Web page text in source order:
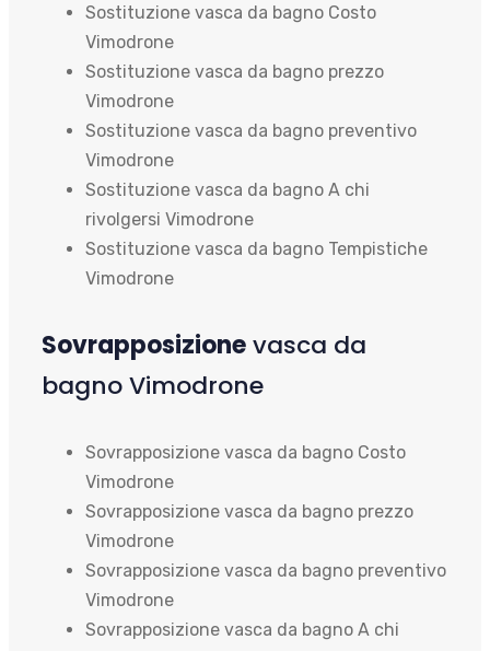
Sostituzione vasca da bagno Costo
Vimodrone
Sostituzione vasca da bagno prezzo
Vimodrone
Sostituzione vasca da bagno preventivo
Vimodrone
Sostituzione vasca da bagno A chi
rivolgersi Vimodrone
Sostituzione vasca da bagno Tempistiche
Vimodrone
Sovrapposizionevasca da
bagno Vimodrone
Sovrapposizione vasca da bagno Costo
Vimodrone
Sovrapposizione vasca da bagno prezzo
Vimodrone
Sovrapposizione vasca da bagno preventivo
Vimodrone
Sovrapposizione vasca da bagno A chi